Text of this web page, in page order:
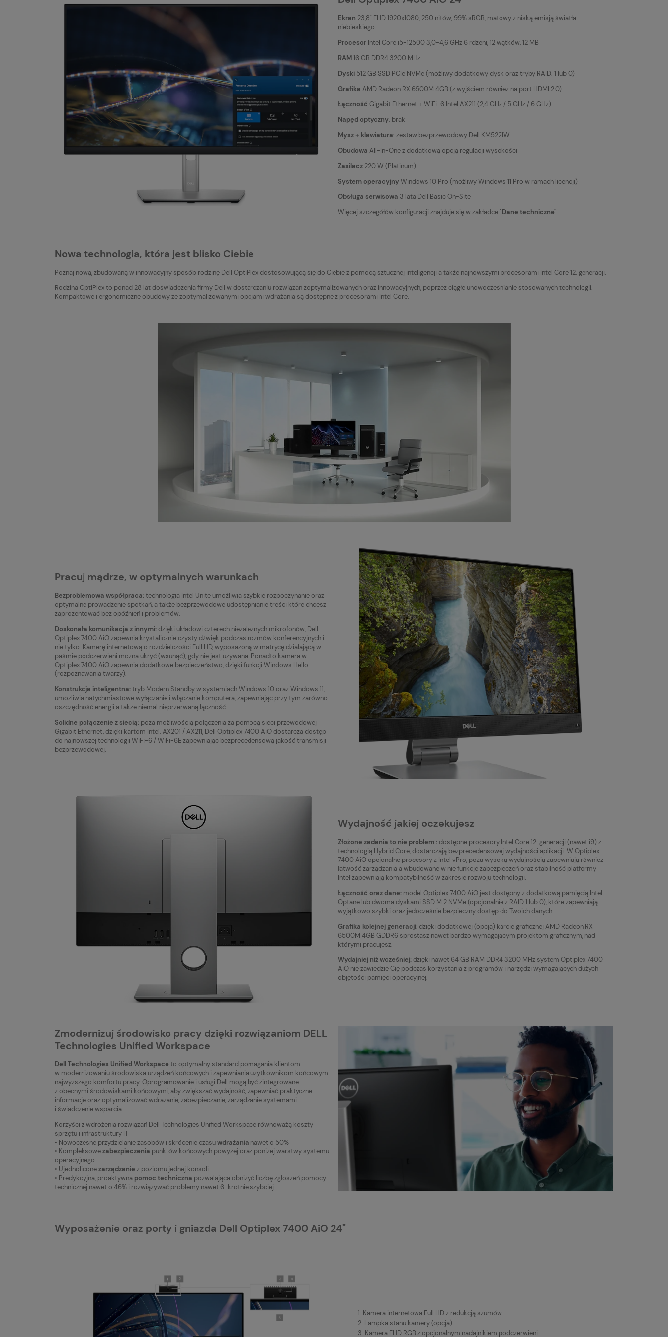
Ekran 23,8" FHD 1920x1080, 250 nitów, 99% sRGB, matowy z niską emisją światła
niebieskiego
Procesor Intel Core i5-12500 3,0-4,6 GHz 6 rdzeni, 12 wątków, 12 MB
RAM16 GB DDR4 3200 MHz
Dyski 512 GB SSD PCIe NVMe (możliwy dodatkowy dysk oraz tryby RAID: 1 lub 0)
Grafika AMD Radeon RX 6500M 4GB (z wyjściem również na port HDMI 2.0)
Łączność Gigabit Ethernet + WiFi-6 Intel AX211 (2,4 GHz / 5 GHz / 6 GHz)
Napęd optyczny: brak
Mysz + klawiatura: zestaw bezprzewodowy Dell KM5221W
Obudowa All-In-One z dodatkową opcją regulacji wysokości
Zasilacz 220 W (Platinum)
System operacyjny Windows 10 Pro (możliwy Windows 11 Pro w ramach licencji)
Obsługa serwisowa 3 lata Dell Basic On-Site
Więcej szczegółów konfiguracji znajduje się w zakładce"Dane techniczne"
Nowa technologia, która jest blisko Ciebie
Poznaj nową, zbudowaną w innowacyjny sposób rodzinę Dell OptiPlex dostosowującą się do Ciebie z pomocą sztucznej inteligencji a także najnowszymi procesorami Intel Core 12. generacji.
Rodzina OptiPlex to ponad 28 lat doświadczenia firmy Dell w dostarczaniu rozwiązań zoptymalizowanych oraz innowacyjnych, poprzez ciągłe unowocześnianie stosowanych technologii.
Kompaktowe i ergonomiczne obudowy ze zoptymalizowanymi opcjami wdrażania są dostępne z procesorami Intel Core.
Pracuj mądrze, w optymalnych warunkach
Bezproblemowa współpraca:technologia Intel Unite umożliwia szybkie rozpoczynanie oraz
optymalne prowadzenie spotkań, a także bezprzewodowe udostępnianie treści które chcesz
zaprozentować bez opóźnień i problemów.
Doskonała komunikacja z innymi:dzięki układowi czterech niezależnych mikrofonów, Dell
Optiplex 7400 AiO zapewnia krystalicznie czysty dźwięk podczas rozmów konferencyjnych i
nie tylko. Kamerę internetową o rozdzielczości Full HD, wyposażoną w matrycę działającą w
paśmie podczerwieni można ukryć (wsunąć), gdy nie jest używana. Ponadto kamera w
Optiplex 7400 AiO zapewnia dodatkowe bezpieczeństwo, dzięki funkcji Windows Hello
(rozpoznawania twarzy).
Konstrukcja inteligentna:tryb Modern Standby w systemiach Windows 10 oraz Windows 11,
umożliwia natychmiastowe wyłączanie i włączanie komputera, zapewniając przy tym zarówno
oszczędność energii a także niemal nieprzerwaną łączność.
Solidne połączenie z siecią: poza możliwością połączenia za pomocą sieci przewodowej
Gigabit Ethernet, dzięki kartom Intel: AX201 / AX211, Dell Optiplex 7400 AiO dostarcza dostęp
do najnowszej technologii WiFi-6 / WiFi-6E zapewniając bezprecedensową jakość transmisji
bezprzewodowej.
Wydajność jakiej oczekujesz
Złożone zadania to nie problem :dostępne procesory Intel Core 12. generacji (nawet i9) z
technologią Hybrid Core, dostarczają bezprecedensowej wydajności aplikacji. W Optiplex
7400 AiO opcjonalne procesory z Intel vPro, poza wysoką wydajnością zapewniają również
łatwość zarządzania a wbudowane w nie funkcje zabezpieczeń oraz stabilność platformy
Intel zapewniają kompatybilność w zakresie rozwoju technologii.
Łączność oraz dane: model Optiplex 7400 AiO jest dostępny z dodatkową pamięcią Intel
Optane lub dwoma dyskami SSD M.2 NVMe (opcjonalnie z RAID 1 lub 0), które zapewniają
wyjątkowo szybki oraz jedocześnie bezpieczny dostęp do Twoich danych.
Grafika kolejnej generacji:dzięki dodatkowej (opcja) karcie graficznej AMD Radeon RX
6500M 4GB GDDR6 sprostasz nawet bardzo wymagającym projektom graficznym, nad
którymi pracujesz.
Wydajniej niż wcześniej:dzięki nawet 64 GB RAM DDR4 3200 MHz system Optiplex 7400
AiO nie zawiedzie Cię podczas korzystania z programów i narzędzi wymagających dużych
objętości pamięci operacyjnej.
Zmodernizuj środowisko pracy dzięki rozwiązaniom DELL
Technologies Unified Workspace
Dell Technologies Unified Workspace to optymalny standard pomagania klientom
w modernizowaniu środowiska urządzeń końcowych i zapewniania użytkownikom końcowym
najwyższego komfortu pracy. Oprogramowanie i usługi Dell mogą być zintegrowane
z obecnymi środowiskami końcowymi, aby zwiększać wydajność, zapewniać praktyczne
informacje oraz optymalizować wdrażanie, zabezpieczanie, zarządzanie systemami
i świadczenie wsparcia.
Korzyści z wdrożenia rozwiązań Dell Technologies Unified Workspace równoważą koszty
sprzętu i infrastruktury IT
• Nowoczesne przydzielanie zasobów i skrócenie czasuwdrażania nawet o 50%
• Kompleksowezabezpieczenia punktów końcowych powyżej oraz poniżej warstwy systemu
operacyjnego
• Ujednoliconezarządzanie z poziomu jednej konsoli
• Predykcyjna, proaktywna pomoc techniczna pozwalająca obniżyć liczbę zgłoszeń pomocy
technicznej nawet o 46% i rozwiązywać problemy nawet 6-krotnie szybciej
Wyposażenie oraz porty i gniazda Dell Optiplex 7400 AiO 24"
1. Kamera internetowa Full HD z redukcją szumów
2. Lampka stanu kamery (opcja)
3. Kamera FHD RGB z opcjonalnym nadajnikiem podczerwieni